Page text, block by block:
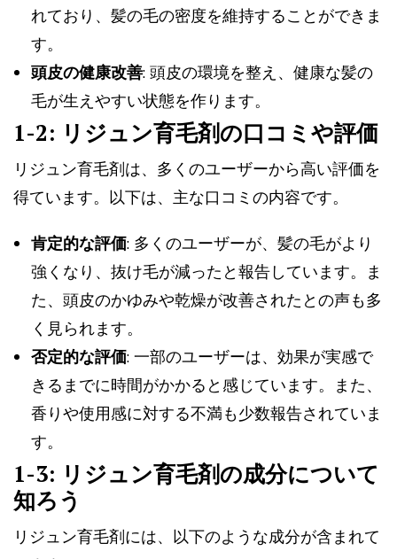
れており、髪の毛の密度を維持することができま
す。
頭皮の健康改善: 頭皮の環境を整え、健康な髪の
毛が生えやすい状態を作ります。
1-2: リジュン育毛剤の口コミや評価
リジュン育毛剤は、多くのユーザーから高い評価を
得ています。以下は、主な口コミの内容です。
肯定的な評価: 多くのユーザーが、髪の毛がより
強くなり、抜け毛が減ったと報告しています。ま
た、頭皮のかゆみや乾燥が改善されたとの声も多
く見られます。
否定的な評価: 一部のユーザーは、効果が実感で
きるまでに時間がかかると感じています。また、
香りや使用感に対する不満も少数報告されていま
す。
1-3: リジュン育毛剤の成分について
知ろう
リジュン育毛剤には、以下のような成分が含まれて